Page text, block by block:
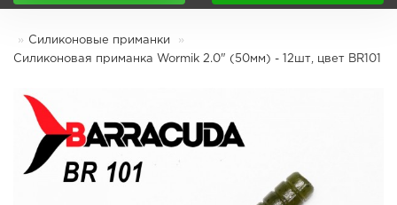
Силиконовые приманки
Силиконовая приманка Wormik 2.0" (50мм) - 12шт, цвет BR101